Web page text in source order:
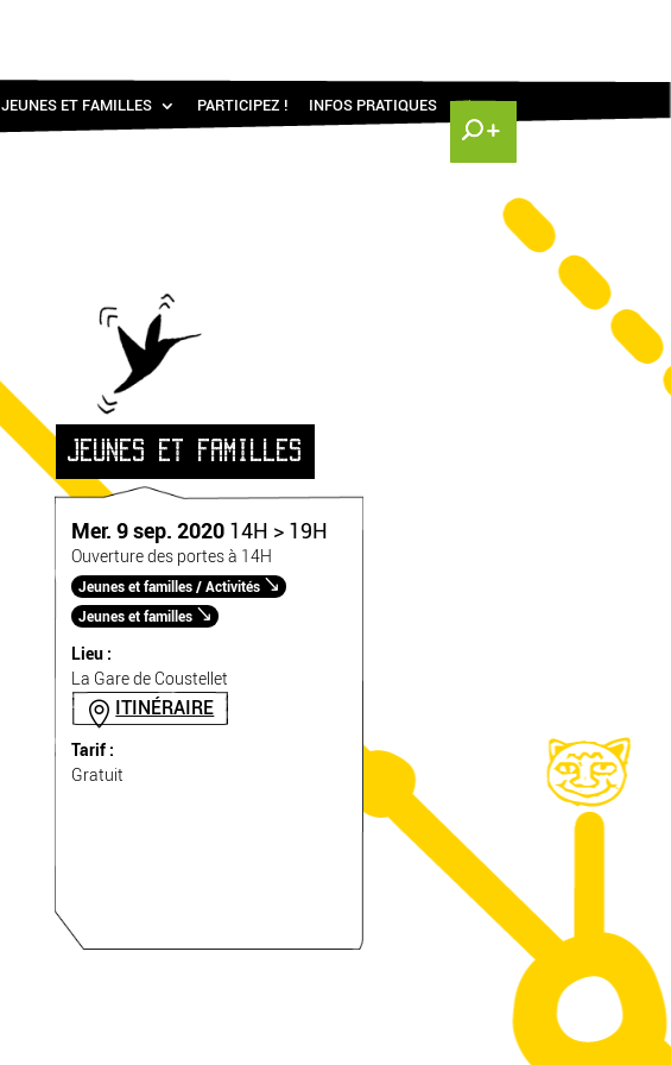
JEUNES ET FAMILLES PARTICIPEZ ! INFOS PRATIQUES
JEUNES ET FAMILLES
Mer. 9 sep. 2020 14H > 19H
Ouverture des portes à 14H
Jeunes et familles / Activités
Jeunes et familles
Lieu :
La Gare de Coustellet
ITINÉRAIRE
Tarif :
Gratuit